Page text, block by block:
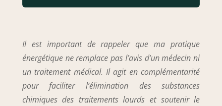
Il est important de rappeler que ma pratique
énergétique ne remplace pas l’avis d’un médecin ni
un traitement médical. Il agit en complémentarité
pour faciliter l’élimination des substances
chimiques des traitements lourds et soutenir le